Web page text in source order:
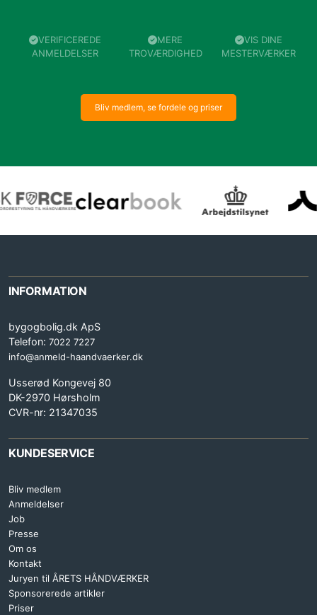
VERIFICEREDE
ANMELDELSER
MERE
TROVÆRDIGHED
VIS DINE
MESTERVÆRKER
Bliv medlem, se fordele og priser
INFORMATION
bygogbolig.dk ApS
Telefon: 7022 7227
info@anmeld-haandvaerker.dk
Usserød Kongevej 80
DK-2970 Hørsholm
CVR-nr: 21347035
KUNDESERVICE
Bliv medlem
Anmeldelser
Job
Presse
Om os
Kontakt
Juryen til ÅRETS HÅNDVÆRKER
Sponsorerede artikler
Priser